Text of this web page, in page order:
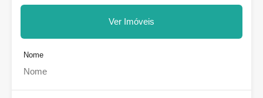
Ver Imóveis
Nome